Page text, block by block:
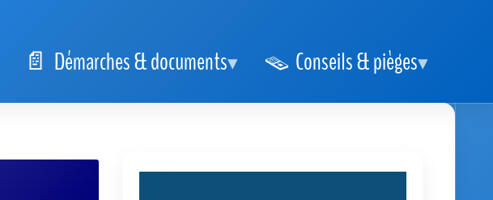
Démarches & documents Conseils & pièges